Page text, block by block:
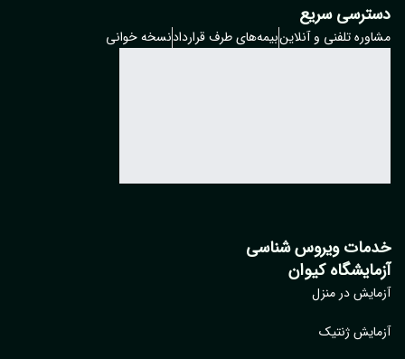
سریع
تلفنی و آنلاینبیمه‌های طرف قراردادنسخه خوانی
ویروس شناسی
کیوان
در منزل
ژنتیک